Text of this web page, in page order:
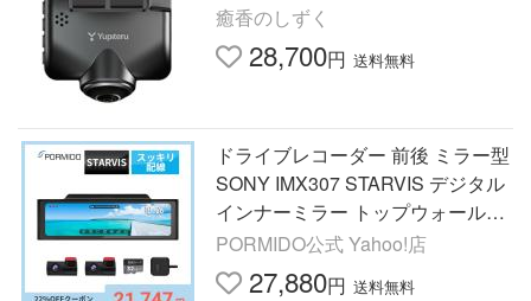
癒香のしずく
28,700円 送料無料
ドライブレコーダー 前後 ミラー型
SONY IMX307 STARVIS デジタル
インナーミラー トップウォール構
造 デジタルズーム HDR 11インチ
セパレート 1年保証 PRD60C
PORMIDO公式 Yahoo!店
27,880円 送料無料